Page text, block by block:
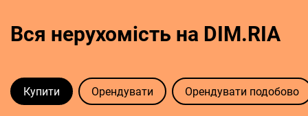
Вся нерухомість на DIM.RIA
Купити Орендувати Орендувати подобово